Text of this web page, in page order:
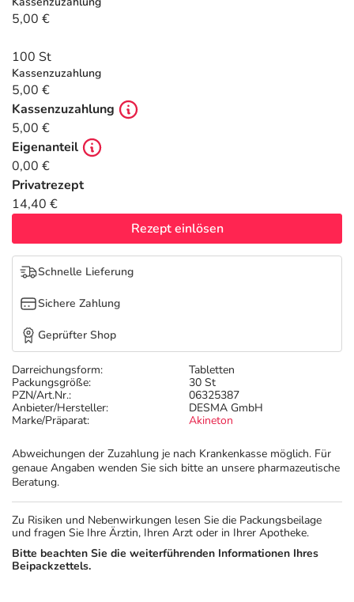
Tierapotheke
Vitamine & Mineralstoffe
Marken
Salus Deals
Darreichungsform:
Tabletten
Packungsgröße:
30 St
PZN/Art.Nr.:
06325387
Anbieter/Hersteller:
DESMA GmbH
Marke/Präparat:
Akineton
Abweichungen der Zuzahlung je nach Krankenkasse möglich. Für
genaue Angaben wenden Sie sich bitte an unsere pharmazeutische
Beratung.
5,00 €
100 St
Kassenzuzahlung
5,00 €
Kassenzuzahlung
5,00 €
Eigenanteil
0,00 €
Privatrezept
14,40 €
Rezept einlösen
Schnelle Lieferung
Sichere Zahlung
Geprüfter Shop
Zu Risiken und Nebenwirkungen lesen Sie die Packungsbeilage
und fragen Sie Ihre Ärztin, Ihren Arzt oder in Ihrer Apotheke.
Bitte beachten Sie die weiterführenden Informationen Ihres
Beipackzettels.